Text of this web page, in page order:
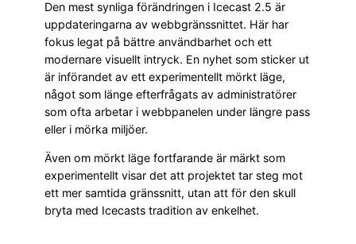
Den mest synliga förändringen i Icecast 2.5 är
uppdateringarna av webbgränssnittet. Här har
fokus legat på bättre användbarhet och ett
modernare visuellt intryck. En nyhet som sticker ut
är införandet av ett experimentellt mörkt läge,
något som länge efterfrågats av administratörer
som ofta arbetar i webbpanelen under längre pass
eller i mörka miljöer.
Även om mörkt läge fortfarande är märkt som
experimentellt visar det att projektet tar steg mot
ett mer samtida gränssnitt, utan att för den skull
bryta med Icecasts tradition av enkelhet.